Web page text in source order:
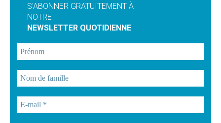
S'ABONNER GRATUITEMENT À
NOTRE
NEWSLETTER QUOTIDIENNE